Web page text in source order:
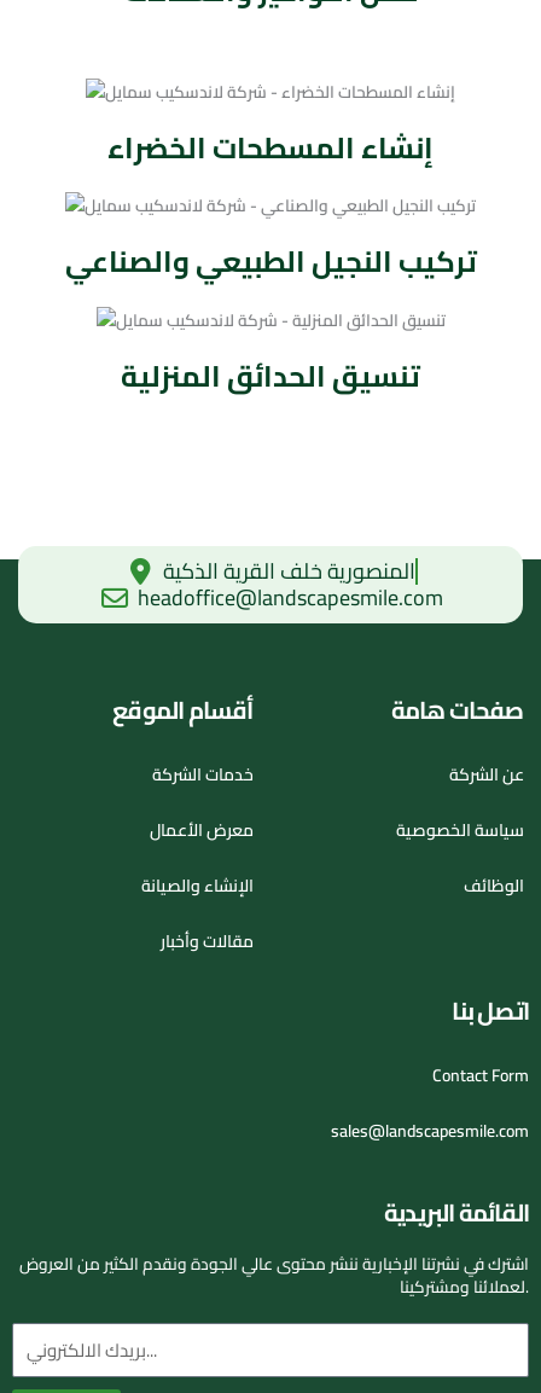
إنشاء المسطحات الخضراء
تركيب النجيل الطبيعي والصناعي
تنسيق الحدائق المنزلية
المنصورية خلف القرية الذكية
headoffice@landscapesmile.com
أقسام الموقع
خدمات الشركة
معرض الأعمال
الإنشاء والصيانة
مقالات وأخبار
صفحات هامة
عن الشركة
سياسة الخصوصية
الوظائف
اتصل بنا
Contact Form
sales@landscapesmile.com
القائمة البريدية
اشترك في نشرتنا الإخبارية ننشر محتوى عالي الجودة ونقدم الكثير من العروض
لعملائنا ومشتركينا.
البريد
الإلكتروني